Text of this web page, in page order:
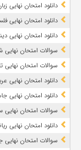
دانلود امتحان نهایی زبان خارجی 3 پایه دوازدهم
دانلود امتحان نهایی فلسفه 2 پایه دوازدهم تیر
دانلود امتحان نهایی دینی 2 پایه یازدهم تیر
سوالات امتحان نهایی شیمی 3 سال دوازدهم
سوالات امتحان نهایی تاریخ 3 انسانی پایه دوازدهم
دانلود امتحان نهایی عربی 2 پایه یازدهم تیر
دانلود امتحان نهایی جامعه شناسی 2 پایه
سوالات امتحان نهایی
دانلود امتحان نهایی
سوالات امتحان نهایی جامعه شناسی 3